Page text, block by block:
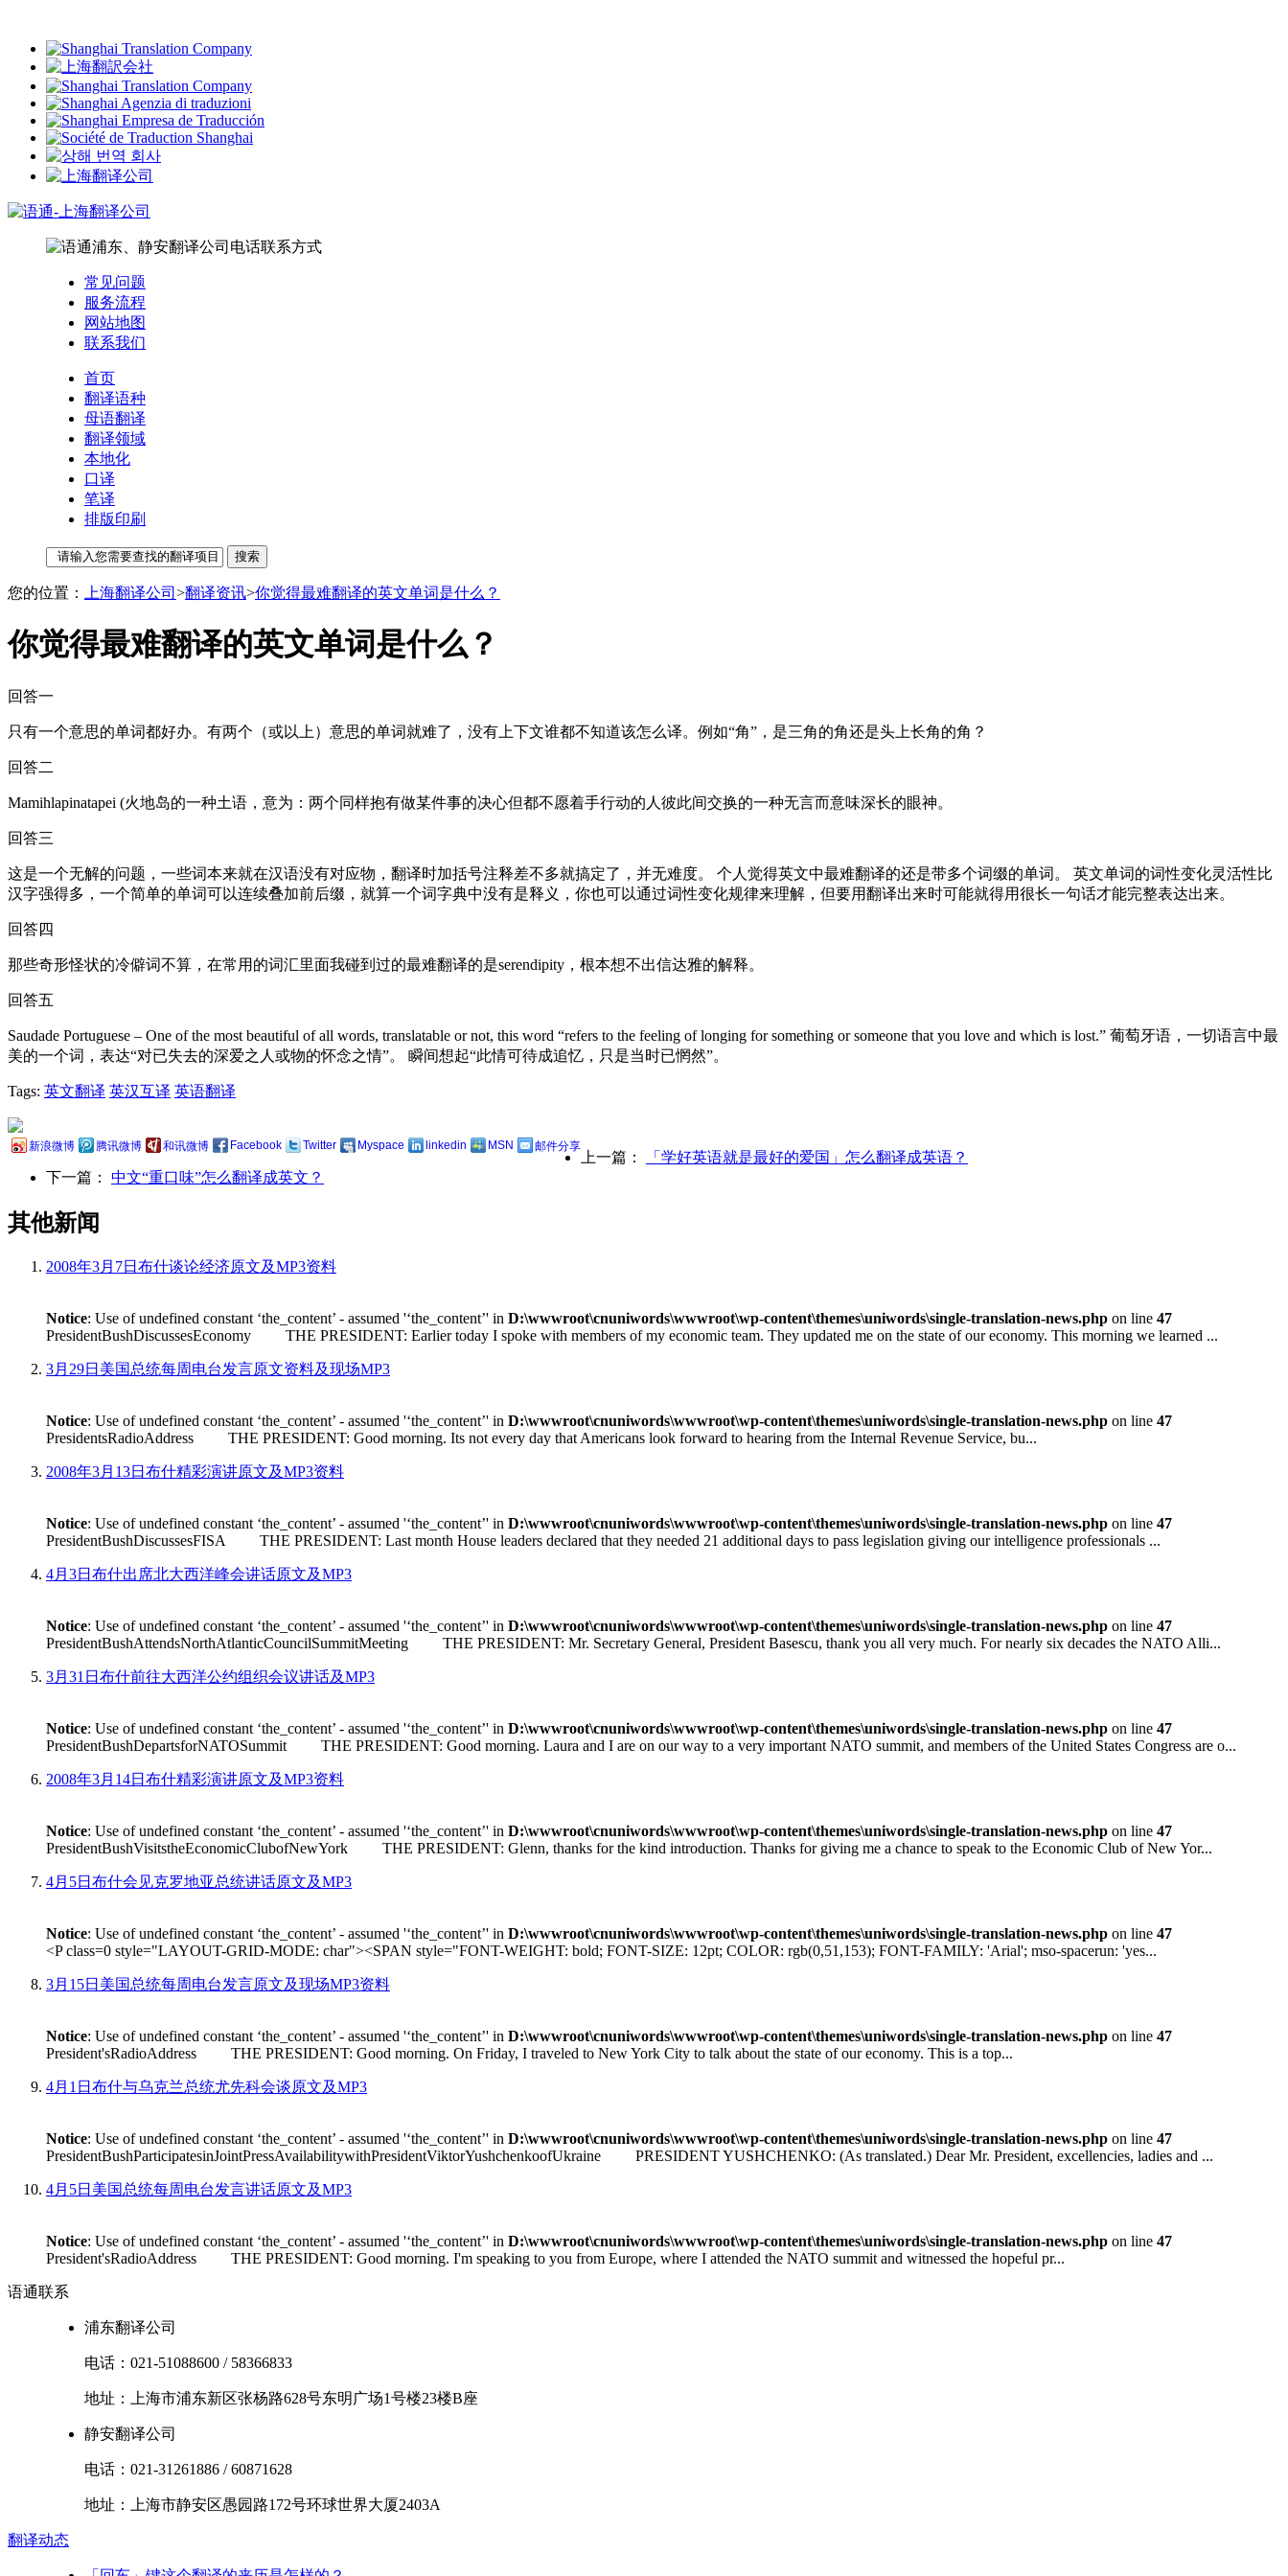
常见问题
服务流程
网站地图
联系我们
首页
翻译语种
母语翻译
翻译领域
本地化
口译
笔译
排版印刷
您的位置： 上海翻译公司 >翻译资讯>你觉得最难翻译的英文单词是什么？
你觉得最难翻译的英文单词是什么？
回答一
只有一个意思的单词都好办。有两个（或以上）意思的单词就难了，没有上下文谁都不知道该怎么译。例如“角”，是三角的角还是头上长角的角？
回答二
Mamihlapinatapei (火地岛的一种土语，意为：两个同样抱有做某件事的决心但都不愿着手行动的人彼此间交换的一种无言而意味深长的眼神。
回答三
这是一个无解的问题，一些词本来就在汉语没有对应物，翻译时加括号注释差不多就搞定了，并无难度。 个人觉得英文中最难翻译的还是带多个词缀的单词。 英文单词的词性变化灵活性比
汉字强得多，一个简单的单词可以连续叠加前后缀，就算一个词字典中没有是释义，你也可以通过词性变化规律来理解，但要用翻译出来时可能就得用很长一句话才能完整表达出来。
回答四
那些奇形怪状的冷僻词不算，在常用的词汇里面我碰到过的最难翻译的是serendipity，根本想不出信达雅的解释。
回答五
Saudade Portuguese – One of the most beautiful of all words, translatable or not, this word “refers to the feeling of longing for something or someone that you love and which is lost.” 葡萄牙语，一切语言中最
美的一个词，表达“对已失去的深爱之人或物的怀念之情”。 瞬间想起“此情可待成追忆，只是当时已惘然”。
Tags: 英文翻译 英汉互译 英语翻译
新浪微博 腾讯微博 和讯微博 Facebook Twitter Myspace linkedin MSN 邮件分享
上一篇：
「学好英语就是最好的爱国」怎么翻译成英语？
下一篇： 中文“重口味”怎么翻译成英文？
其他新闻
2008年3月7日布什谈论经济原文及MP3资料
Notice: Use of undefined constant ‘the_content’ - assumed '‘the_content’' in D:\wwwroot\cnuniwords\wwwroot\wp-content\themes\uniwords\single-translation-news.php on line 47
PresidentBushDiscussesEconomy THE PRESIDENT: Earlier today I spoke with members of my economic team. They updated me on the state of our economy. This morning we learned ...
3月29日美国总统每周电台发言原文资料及现场MP3
Notice: Use of undefined constant ‘the_content’ - assumed '‘the_content’' in D:\wwwroot\cnuniwords\wwwroot\wp-content\themes\uniwords\single-translation-news.php on line 47
PresidentsRadioAddress THE PRESIDENT: Good morning. Its not every day that Americans look forward to hearing from the Internal Revenue Service, bu...
2008年3月13日布什精彩演讲原文及MP3资料
Notice: Use of undefined constant ‘the_content’ - assumed '‘the_content’' in D:\wwwroot\cnuniwords\wwwroot\wp-content\themes\uniwords\single-translation-news.php on line 47
PresidentBushDiscussesFISA THE PRESIDENT: Last month House leaders declared that they needed 21 additional days to pass legislation giving our intelligence professionals ...
4月3日布什出席北大西洋峰会讲话原文及MP3
Notice: Use of undefined constant ‘the_content’ - assumed '‘the_content’' in D:\wwwroot\cnuniwords\wwwroot\wp-content\themes\uniwords\single-translation-news.php on line 47
PresidentBushAttendsNorthAtlanticCouncilSummitMeeting THE PRESIDENT: Mr. Secretary General, President Basescu, thank you all very much. For nearly six decades the NATO Alli...
3月31日布什前往大西洋公约组织会议讲话及MP3
Notice: Use of undefined constant ‘the_content’ - assumed '‘the_content’' in D:\wwwroot\cnuniwords\wwwroot\wp-content\themes\uniwords\single-translation-news.php on line 47
PresidentBushDepartsforNATOSummit THE PRESIDENT: Good morning. Laura and I are on our way to a very important NATO summit, and members of the United States Congress are o...
2008年3月14日布什精彩演讲原文及MP3资料
Notice: Use of undefined constant ‘the_content’ - assumed '‘the_content’' in D:\wwwroot\cnuniwords\wwwroot\wp-content\themes\uniwords\single-translation-news.php on line 47
PresidentBushVisitstheEconomicClubofNewYork THE PRESIDENT: Glenn, thanks for the kind introduction. Thanks for giving me a chance to speak to the Economic Club of New Yor...
4月5日布什会见克罗地亚总统讲话原文及MP3
Notice: Use of undefined constant ‘the_content’ - assumed '‘the_content’' in D:\wwwroot\cnuniwords\wwwroot\wp-content\themes\uniwords\single-translation-news.php on line 47
<P class=0 style="LAYOUT-GRID-MODE: char"><SPAN style="FONT-WEIGHT: bold; FONT-SIZE: 12pt; COLOR: rgb(0,51,153); FONT-FAMILY: 'Arial'; mso-spacerun: 'yes...
3月15日美国总统每周电台发言原文及现场MP3资料
Notice: Use of undefined constant ‘the_content’ - assumed '‘the_content’' in D:\wwwroot\cnuniwords\wwwroot\wp-content\themes\uniwords\single-translation-news.php on line 47
President'sRadioAddress THE PRESIDENT: Good morning. On Friday, I traveled to New York City to talk about the state of our economy. This is a top...
4月1日布什与乌克兰总统尤先科会谈原文及MP3
Notice: Use of undefined constant ‘the_content’ - assumed '‘the_content’' in D:\wwwroot\cnuniwords\wwwroot\wp-content\themes\uniwords\single-translation-news.php on line 47
PresidentBushParticipatesinJointPressAvailabilitywithPresidentViktorYushchenkoofUkraine PRESIDENT YUSHCHENKO: (As translated.) Dear Mr. President, excellencies, ladies and ...
4月5日美国总统每周电台发言讲话原文及MP3
Notice: Use of undefined constant ‘the_content’ - assumed '‘the_content’' in D:\wwwroot\cnuniwords\wwwroot\wp-content\themes\uniwords\single-translation-news.php on line 47
President'sRadioAddress THE PRESIDENT: Good morning. I'm speaking to you from Europe, where I attended the NATO summit and witnessed the hopeful pr...
语通联系
浦东翻译公司
电话： 021-51088600 / 58366833
地址： 上海市浦东新区张杨路628号东明广场1号楼23楼B座
静安翻译公司
电话： 021-31261886 /60871628
地址： 上海市静安区愚园路172号环球世界大厦2403A
翻译动态